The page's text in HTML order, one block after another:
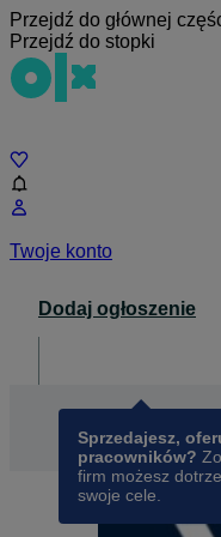
Przejdź do głównej
Przejdź do stopki
Twoje konto
Dodaj ogłoszenie
Sprzedajesz,
pracowników?
firm możesz
swoje cele.